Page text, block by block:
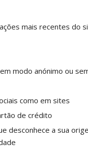
mais recentes do
modo anónimo ou
como em sites
de crédito
desconhece a sua